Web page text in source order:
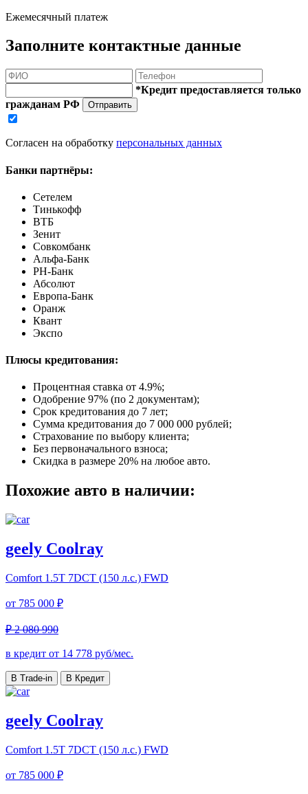
Ежемесячный платеж
Заполните контактные данные
*Кредит предоставляется только
гражданам РФ
Отправить
Согласен на обработку персональных данных
Банки партнёры:
Сетелем
Тинькофф
ВТБ
Зенит
Совкомбанк
Альфа-Банк
РН-Банк
Абсолют
Европа-Банк
Оранж
Квант
Экспо
Плюсы кредитования:
Процентная ставка от 4.9%;
Одобрение 97% (по 2 документам);
Срок кредитования до 7 лет;
Сумма кредитования до 7 000 000 рублей;
Страхование по выбору клиента;
Без первоначального взноса;
Скидка в размере 20% на любое авто.
Похожие авто в наличии:
geely Coolray
Comfort 1.5T 7DCT (150 л.с.) FWD
от 785 000 ₽
₽ 2 080 990
в кредит от 14 778 руб/мес.
В Trade-in В Кредит
geely Coolray
Comfort 1.5T 7DCT (150 л.с.) FWD
от 785 000 ₽